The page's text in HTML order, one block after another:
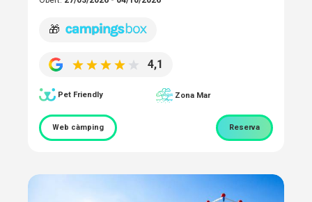
🎁
4,1
Pet Friendly Zona Mar
Web càmping Reserva